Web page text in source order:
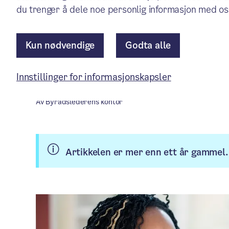
BYRÅD EIRIK LAE
skolene og til
Av Byrådslederens kontor
Artikkelen er mer enn ett år gammel.
du trenger å dele noe personlig informasjon med
Kun nødvendige Godta alle
Innstillinger for informasjonskapsler